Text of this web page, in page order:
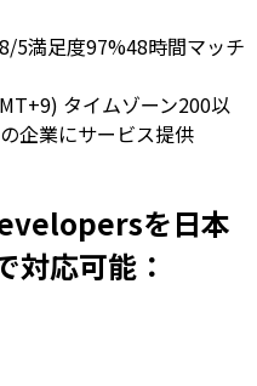
5満足度97%48時間マッチ
タイムゾーン200以
企業にサービス提供
を日本
対応可能：